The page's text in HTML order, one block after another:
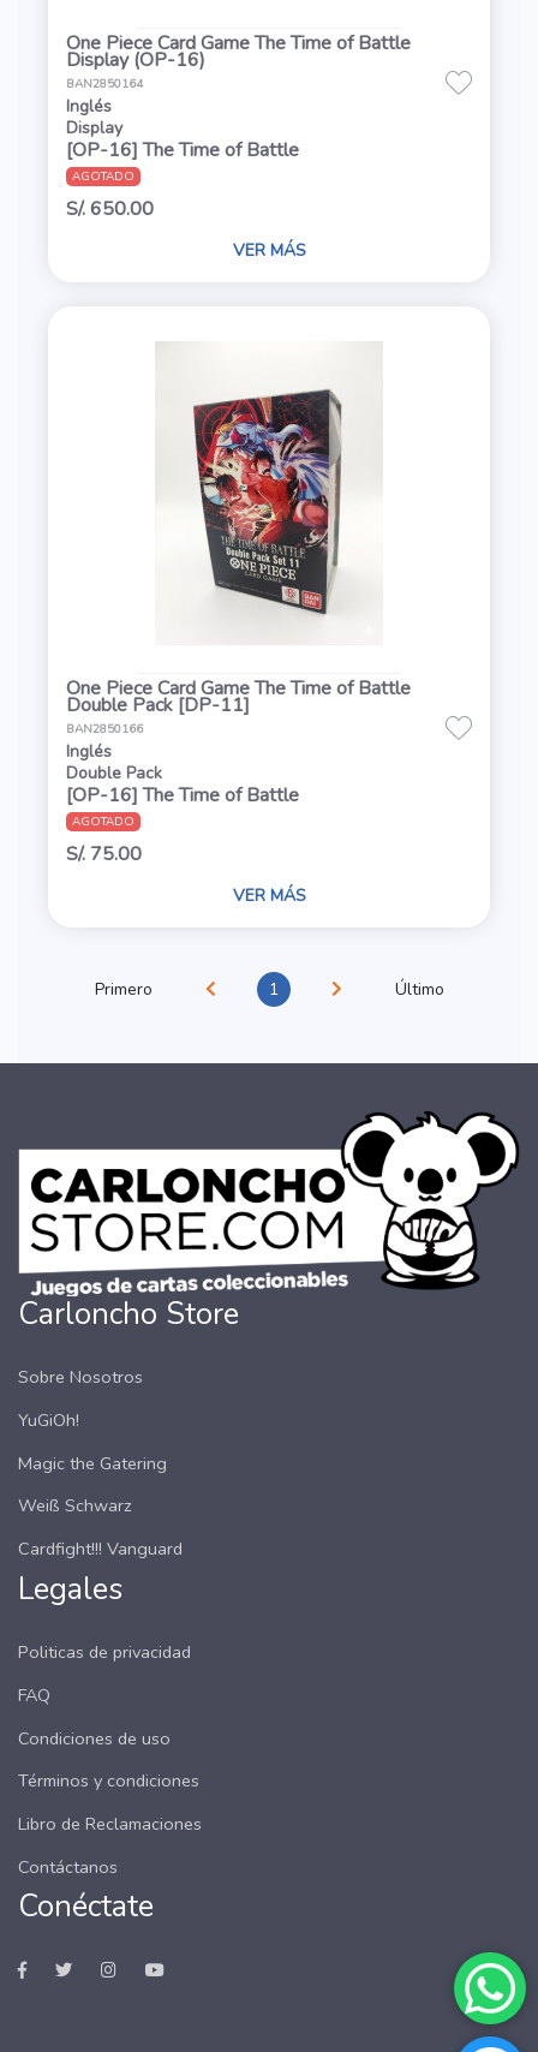
One Piece Card Game The Time of Battle
Display (OP-16)
BAN2850164
Inglés
Display
[OP-16] The Time of Battle
AGOTADO
S/. 650.00
VER MÁS
One Piece Card Game The Time of Battle
Double Pack [DP-11]
BAN2850166
Inglés
Double Pack
[OP-16] The Time of Battle
AGOTADO
S/. 75.00
VER MÁS
Primero 1 Último
Carloncho Store
Sobre Nosotros
YuGiOh!
Magic the Gatering
Weiß Schwarz
Cardfight!!! Vanguard
Legales
Politicas de privacidad
FAQ
Condiciones de uso
Términos y condiciones
Libro de Reclamaciones
Contáctanos
Conéctate